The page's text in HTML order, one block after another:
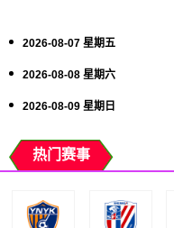
2026-08-07 星期五
2026-08-08 星期六
2026-08-09 星期日
热门赛事